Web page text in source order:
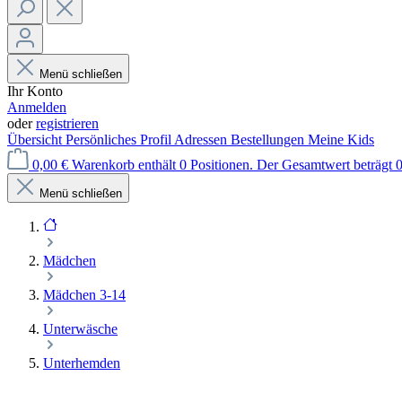
Menü schließen
Ihr Konto
Anmelden
oderregistrieren
Übersicht Persönliches Profil Adressen Bestellungen Meine Kids
0,00 € Warenkorb enthält 0 Positionen. Der Gesamtwert beträgt
Menü schließen
Mädchen
Mädchen 3-14
Unterwäsche
Unterhemden